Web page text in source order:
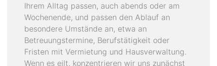
Ihrem Alltag passen, auch abends oder am
Wochenende, und passen den Ablauf an
besondere Umstände an, etwa an
Betreuungstermine, Berufstätigkeit oder
Fristen mit Vermietung und Hausverwaltung.
Wenn es eilt, konzentrieren wir uns zunächst